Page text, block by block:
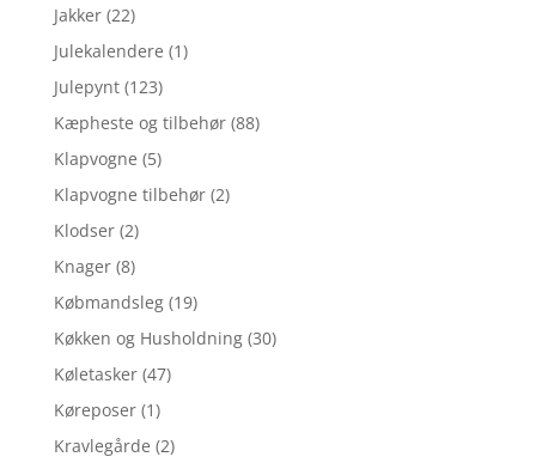
Jakker (22)
Julekalendere (1)
Julepynt (123)
Kæpheste og tilbehør (88)
Klapvogne (5)
Klapvogne tilbehør (2)
Klodser (2)
Knager (8)
Købmandsleg (19)
Køkken og Husholdning (30)
Køletasker (47)
Køreposer (1)
Kravlegårde (2)